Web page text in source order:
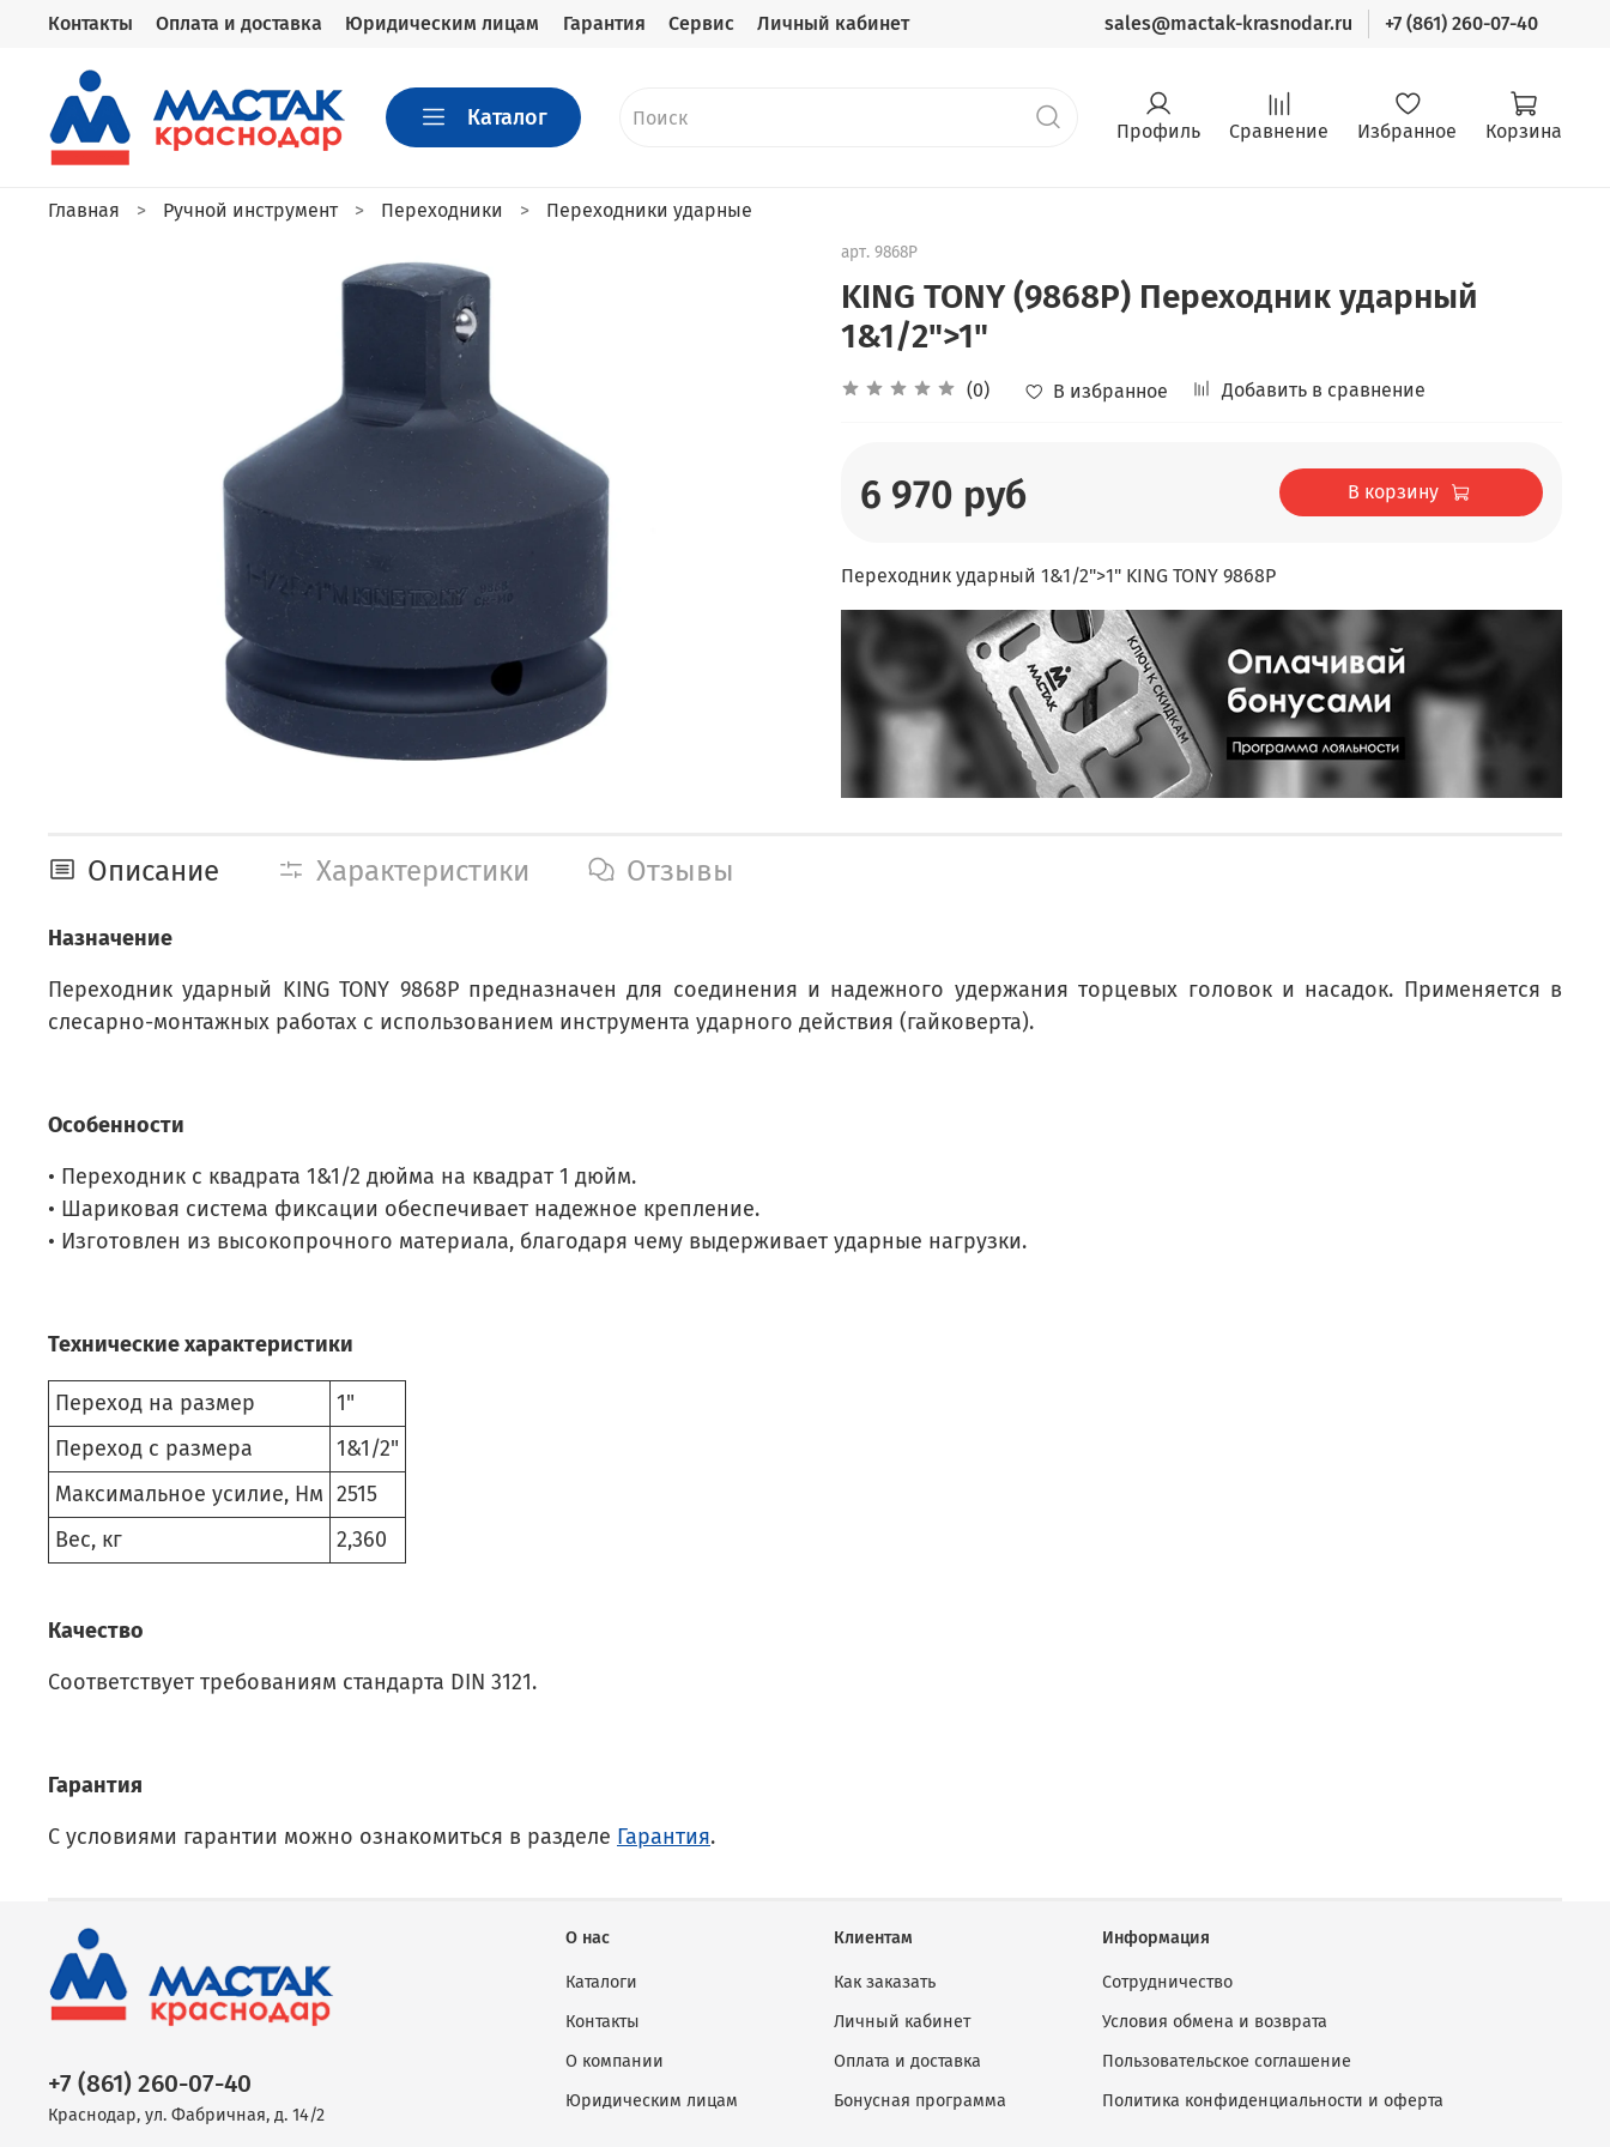
Контакты Оплата и доставка Юридическим лицам Гарантия Сервис Личный кабинет sales@mactak-krasnodar.ru +7 (861) 260-07-40
Каталог Профиль Сравнение Избранное Корзина
Главная Ручной инструмент Переходники Переходники ударные
арт. 9868P
KING TONY (9868P) Переходник ударный
1&1/2">1"
(0) В избранное Добавить в сравнение
6 970 руб В корзину
Переходник ударный 1&1/2">1" KING TONY 9868P
Описание Характеристики Отзывы
Назначение
Переходник ударный KING TONY 9868P предназначен для соединения и надежного удержания торцевых головок и насадок. Применяется в
слесарно-монтажных работах с использованием инструмента ударного действия (гайковерта).
Особенности
• Переходник с квадрата 1&1/2 дюйма на квадрат 1 дюйм.
• Шариковая система фиксации обеспечивает надежное крепление.
• Изготовлен из высокопрочного материала, благодаря чему выдерживает ударные нагрузки.
Технические характеристики
Переход на размер
1"
Переход с размера
1&1/2"
Максимальное усилие, Нм 2515
Вес, кг
2,360
Качество
Соответствует требованиям стандарта DIN 3121.
Гарантия
С условиями гарантии можно ознакомиться в разделе Гарантия.
О нас
Каталоги
Контакты
О компании
Юридическим лицам
Клиентам
Как заказать
Личный кабинет
Оплата и доставка
Бонусная программа
Информация
Сотрудничество
Условия обмена и возврата
Пользовательское соглашение
Политика конфиденциальности и оферта
+7 (861) 260-07-40
Краснодар, ул. Фабричная, д. 14/2